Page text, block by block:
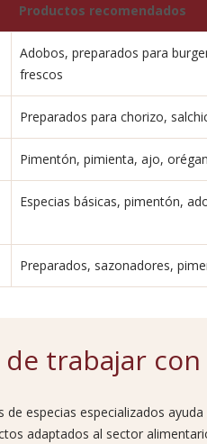
Productos recomendados
Adobos, preparados para
frescos
Preparados para chorizo,
Pimentón, pimienta, ajo,
Especias básicas, pimentón,
Preparados, sazonadores,
de trabajar
de especias especializados
adaptados al sector